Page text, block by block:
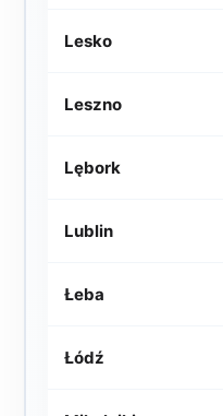
Lesko
Leszno
Lębork
Lublin
Łeba
Łódź